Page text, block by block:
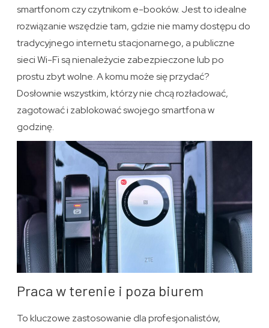
smartfonom czy czytnikom e-booków. Jest to idealne
rozwiązanie wszędzie tam, gdzie nie mamy dostępu do
tradycyjnego internetu stacjonarnego, a publiczne
sieci Wi-Fi są nienależycie zabezpieczone lub po
prostu zbyt wolne. A komu może się przydać?
Dosłownie wszystkim, którzy nie chcą rozładować,
zagotować i zablokować swojego smartfona w
godzinę.
Praca w terenie i poza biurem
To kluczowe zastosowanie dla profesjonalistów,